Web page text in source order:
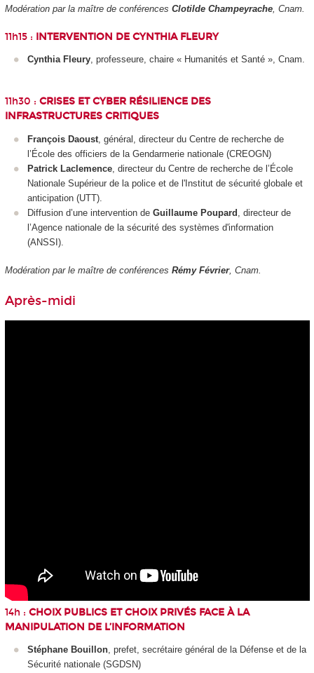
Modération par la maître de conférences Clotilde Champeyrache, Cnam.
11h15 : INTERVENTION DE CYNTHIA FLEURY
Cynthia Fleury, professeure, chaire « Humanités et Santé », Cnam.
11h30 : CRISES ET CYBER RÉSILIENCE DES
INFRASTRUCTURES CRITIQUES
François Daoust , général, directeur du Centre de recherche de
l’École des officiers de la Gendarmerie nationale (CREOGN)
Patrick Laclemence , directeur du Centre de recherche de l’École
Nationale Supérieur de la police et de l'Institut de sécurité globale et
anticipation (UTT).
Diffusion d’une intervention de Guillaume Poupard , directeur de
l’Agence nationale de la sécurité des systèmes d'information
(ANSSI).
Modération par le maître de conférences Rémy Février, Cnam.
Après-midi
14h : CHOIX PUBLICS ET CHOIX PRIVÉS FACE À LA
MANIPULATION DE L’INFORMATION
Stéphane Bouillon, prefet, secrétaire général de la Défense et de la
Sécurité nationale (SGDSN)